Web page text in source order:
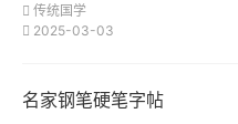
传统国学
2025-03-03
名家钢笔硬笔字帖